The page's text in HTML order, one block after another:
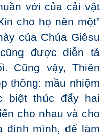
với của cải vật
cho họ nên một”
của Chúa Giêsu
được diễn tả
Cũng vậy, Thiên
thông: mầu nhiệm
biệt thúc đẩy hai
cho nhau và cho
đình mình, để làm